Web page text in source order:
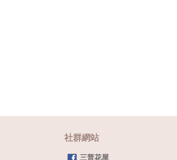
社群網站
三普花屋